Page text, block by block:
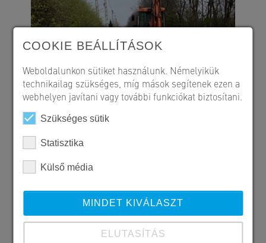
COOKIE BEÁLLÍTÁSOK
Weboldalunkon sütiket használunk. Némelyikük
technikailag szükséges, míg mások segítenek ezen a
webhelyen javítani vagy további funkciókat biztosítani.
Szükséges sütik
Statisztika
Külső média
MINDET KIVÁLASZT
ELUTASÍTÁS